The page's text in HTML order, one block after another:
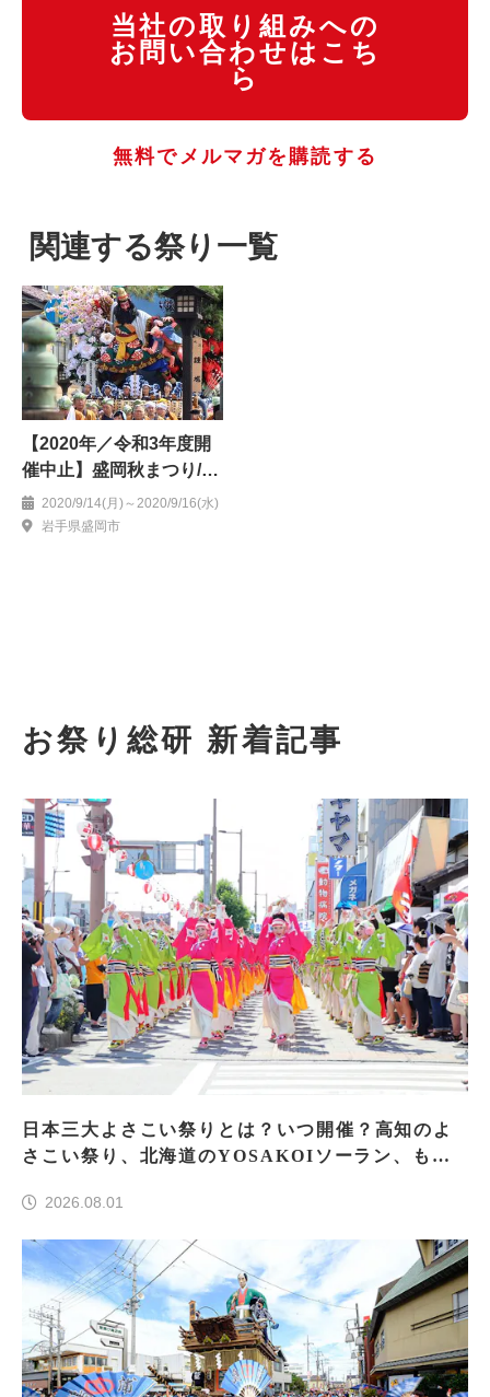
当社の取り組みへの
お問い合わせはこち
ら
無料でメルマガを購読する
関連する祭り一覧
【2020年／令和3年度開
催中止】盛岡秋まつり/盛
岡八幡宮例大祭
2020/9/14(月)～2020/9/16(水)
岩手県盛岡市
お祭り総研 新着記事
日本三大よさこい祭りとは？いつ開催？高知のよ
さこい祭り、北海道のYOSAKOIソーラン、もう
2026.08.01